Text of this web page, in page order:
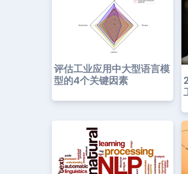
评估工业应用中大型语言模
型的4个关键因素